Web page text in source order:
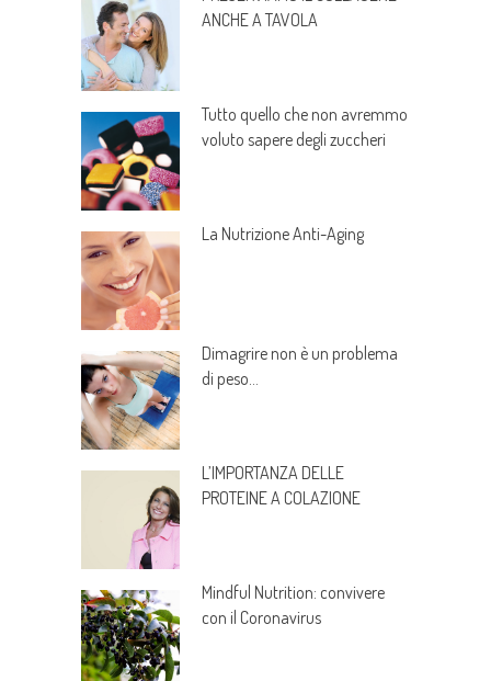
ANCHE A TAVOLA
Tutto quello che non avremmo
voluto sapere degli zuccheri
La Nutrizione Anti-Aging
Dimagrire non è un problema
di peso…
L’IMPORTANZA DELLE
PROTEINE A COLAZIONE
Mindful Nutrition: convivere
con il Coronavirus